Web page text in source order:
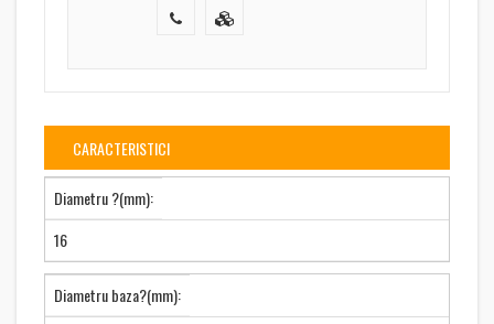
CARACTERISTICI
Diametru ?(mm):
16
Diametru baza?(mm):